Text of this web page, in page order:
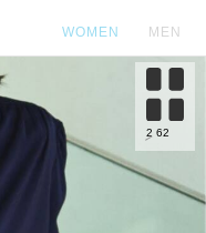
WOMEN MEN
2 62